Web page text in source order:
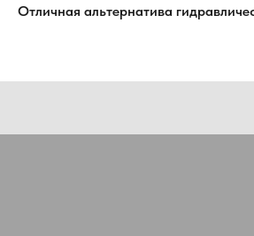
Отличная альтернатива
и ответят на все вопросы
Нужна консультация нашего